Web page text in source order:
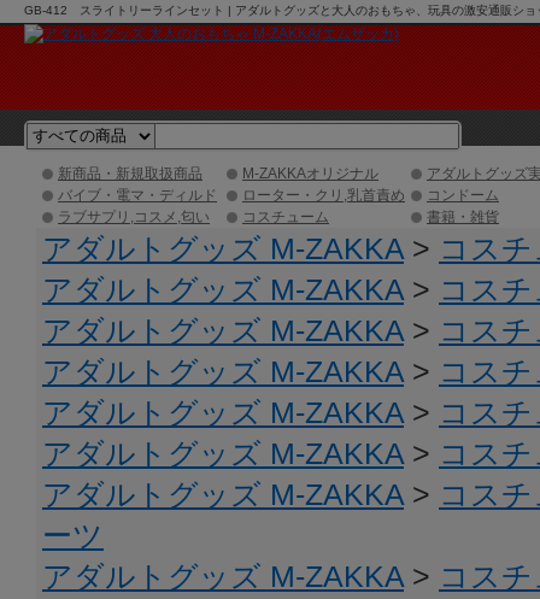
GB-412 スライトリーラインセット | アダルトグッズと大人のおもちゃ、玩具の激安通販シ
新商品・新規取扱商品 M-ZAKKAオリジナル
アダルトグッズ
バイブ・電マ・ディルド
ローター・クリ,乳首責め
コンドーム
ラブサプリ,コスメ,匂い
コスチューム 書籍・雑貨
アダルトグッズ M-ZAKKA > コス
アダルトグッズ M-ZAKKA > コス
アダルトグッズ M-ZAKKA > コス
アダルトグッズ M-ZAKKA > コス
アダルトグッズ M-ZAKKA > コス
アダルトグッズ M-ZAKKA > コス
アダルトグッズ M-ZAKKA > コス
ーツ
アダルトグッズ M-ZAKKA > コス